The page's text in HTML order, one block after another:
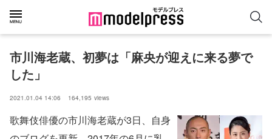
市川海老蔵、初夢は「麻央が迎えに来る夢で
した」
2021.01.04 14:06 164,195 views
歌舞伎俳優の市川海老蔵が3日、自身